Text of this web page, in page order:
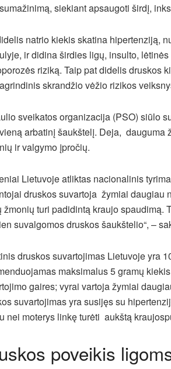
sumažinimą, siekiant apsaugoti širdį,
natrio kiekis skatina hipertenziją,
ir didina širdies ligų, insulto,
riziką. Taip pat didelis druskos
skrandžio vėžio rizikos
sveikatos organizacija (PSO) siūlo
arbatinį šaukštelį. Deja, dauguma
ir valgymo įpročių.
Lietuvoje atliktas nacionalinis
druskos suvartoja žymiai daugiau
žmonių turi padidintą kraujo
suvalgomos druskos šaukštelio“, –
druskos suvartojimas Lietuvoje yra
maksimalus 5 gramų
gaires; vyrai vartoja žymiai
suvartojimas yra susijęs su
nei moterys linkę turėti aukštą
poveikis